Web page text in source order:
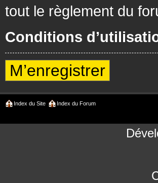
tout le règlement du
Conditions
M’enregistrer
Index du Site Index du Forum